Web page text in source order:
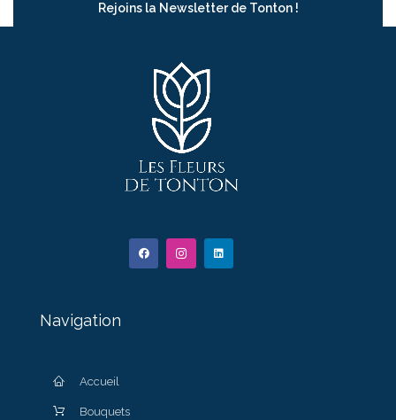
Rejoins la Newsletter de Tonton !
Navigation
Accueil
Bouquets